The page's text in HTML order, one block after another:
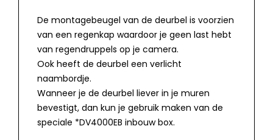
De montagebeugel van de deurbel is voorzien
van een regenkap waardoor je geen last hebt
van regendruppels op je camera.
Ook heeft de deurbel een verlicht
naambordje.
Wanneer je de deurbel liever in je muren
bevestigt, dan kun je gebruik maken van de
speciale *DV4000EB inbouw box.